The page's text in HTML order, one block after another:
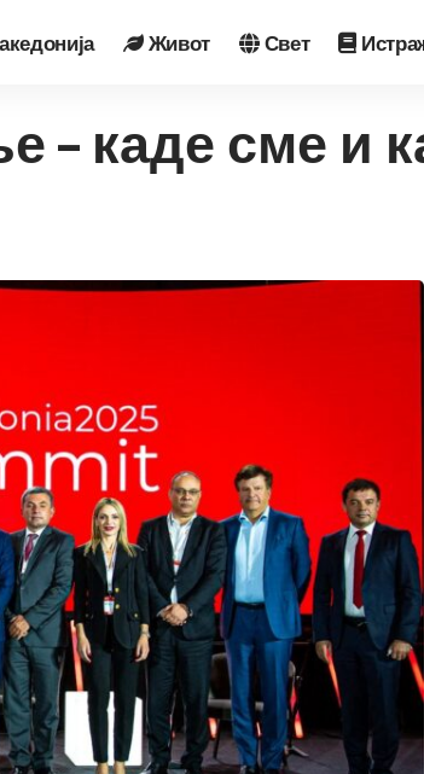
Живот Свет
– каде сме и